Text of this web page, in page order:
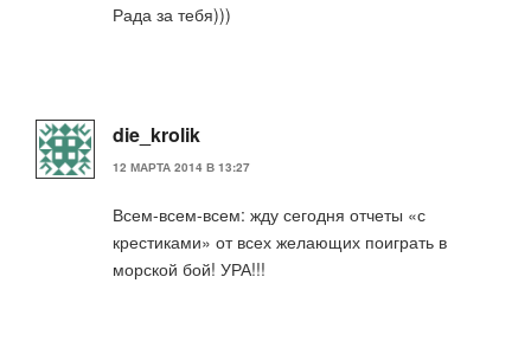
Рада за тебя)))
die_krolik
12 МАРТА 2014 В 13:27
Всем-всем-всем: жду сегодня отчеты «с
крестиками» от всех желающих поиграть в
морской бой! УРА!!!